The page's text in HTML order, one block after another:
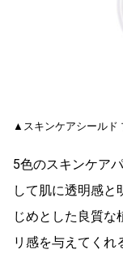
▲スキンケアシール
5色のスキンケア
して肌に透明感と
じめとした良質な
リ感を与えてくれ